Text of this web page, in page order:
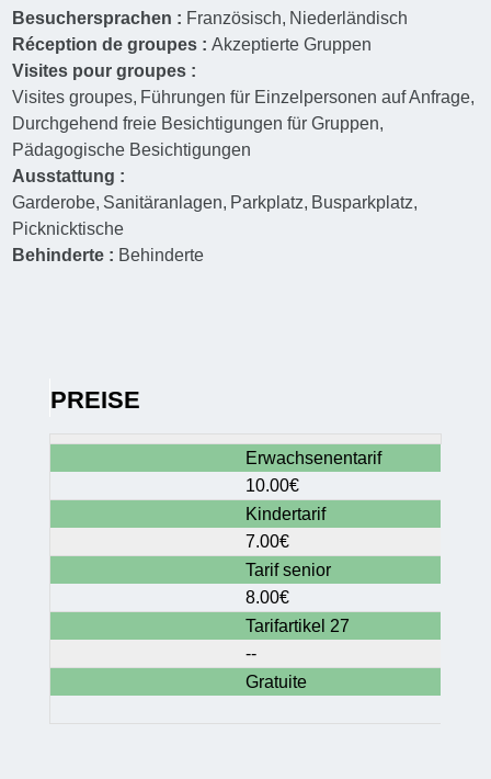
Besuchersprachen : Französisch Niederländisch
Réception de groupes :Akzeptierte Gruppen
Visites pour groupes :
Visites groupes Führungen für Einzelpersonen auf Anfrage
Durchgehend freie Besichtigungen für Gruppen
Pädagogische Besichtigungen
Ausstattung :
Garderobe Sanitäranlagen Parkplatz Busparkplatz
Picknicktische
Behinderte : Behinderte
PREISE
Erwachsenentarif
10.00€
Kindertarif
7.00€
Tarif senior
8.00€
Tarifartikel 27
--
Gratuite